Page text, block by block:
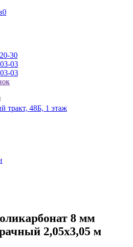
0
30
03
03
тракт, 48Б, 1 этаж
8 мм
2,05х3,05 м